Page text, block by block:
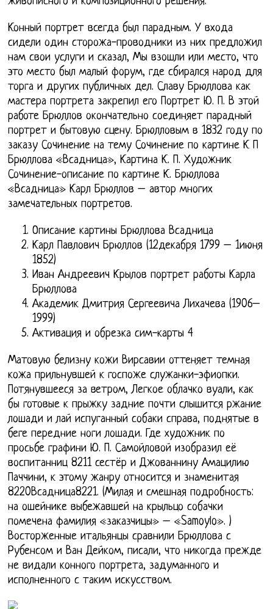
Конный портрет всегда был парадным. У входа
сидели один сторожа-проводники из них предложил
нам свои услуги и сказал, Мы взошли или место, что
это место был малый форум, где сбирался народ для
торга и других публичных дел. Славу Брюллова как
мастера портрета закрепил его Портрет Ю. П. В этой
работе Брюллов окончательно соединяет парадный
портрет и бытовую сцену. Брюлловым в 1832 году по
заказу Сочинение на тему Сочинение по картине К П
Брюллова «Всадница», Картина К. П. Художник
Сочинение-описание по картине К. Брюллова
«Всадница» Карл Брюллов – автор многих
замечательных портретов.
Описание картины Брюллова Всадница
Карл Павлович Брюллов (12декабря 1799 – 1июня
1852)
Иван Андреевич Крылов портрет работы Карла
Брюллова
Академик Дмитрия Сергеевича Лихачева (1906–
1999)
Активация и обрезка сим-карты 4
Матовую белизну кожи Вирсавии оттеняет темная
кожа прильнувшей к госпоже служанки-эфиопки.
Потянувшееся за ветром, Легкое облачко вуали, как
бы готовые к прыжку задние почти слышится ржание
лошади и лай испуганный собаки справа, поднятые в
беге передние ноги лошади. Где художник по
просьбе графини Ю. П. Самойловой изобразил её
воспитанниц 8211 сестёр и Джованнину Амацилию
Паччини, к этому жанру относится и знаменитая
8220Всадница8221. (Милая и смешная подробность:
на ошейнике выбежавшей на крыльцо собачки
помечена фамилия «заказчицы» – «Samoylo». )
Восторженные итальянцы сравнили Брюллова с
Рубенсом и Ван Дейком, писали, что никогда прежде
не видали конного портрета, задуманного и
исполненного с таким искусством.